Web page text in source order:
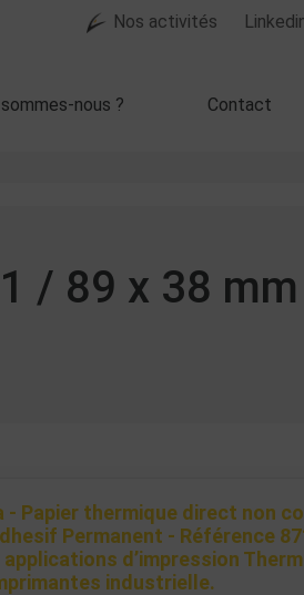
Nos activités
sommes-nous ? Contact
/ 89 x 38 mm
Papier thermique direct non
Permanent - Référence
d’impression
industrielle.